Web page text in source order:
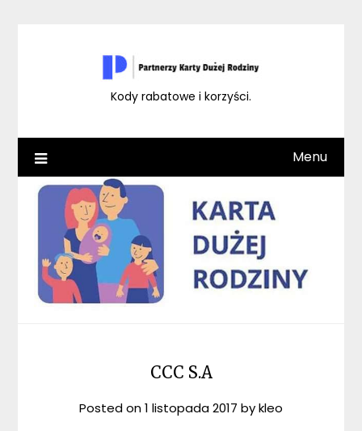
Kody rabatowe i korzyści.
Menu
CCC S.A
Posted on1 listopada 2017 bykleo